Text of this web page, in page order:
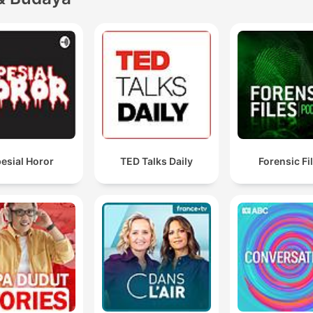
Horor TED Talks Daily Forensic